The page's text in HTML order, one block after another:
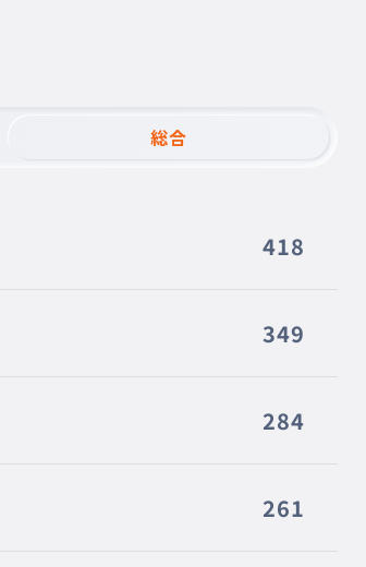
総合
418
349
284
261